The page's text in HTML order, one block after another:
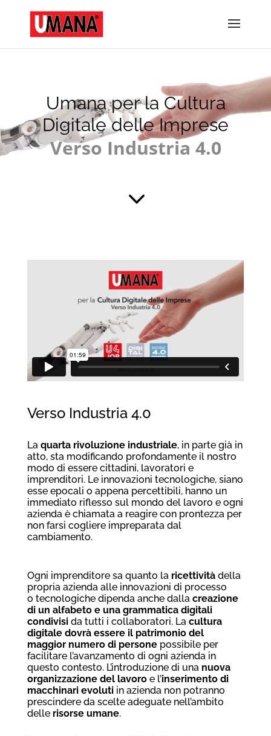
Umana per la Cultura
Digitale delle Imprese
Verso Industria 4.0
&#x33;
Verso Industria 4.0
La quarta rivoluzione industriale, in parte già in
atto, sta modificando profondamente il nostro
modo di essere cittadini, lavoratori e
imprenditori. Le innovazioni tecnologiche, siano
esse epocali o appena percettibili, hanno un
immediato riflesso sul mondo del lavoro e ogni
azienda è chiamata a reagire con prontezza per
non farsi cogliere impreparata dal
cambiamento.
Ogni imprenditore sa quanto la ricettivitàdella
propria azienda alle innovazioni di processo
o tecnologiche dipenda anche dalla creazione
di un alfabeto e una grammatica digitali
condivisida tutti i collaboratori. La cultura
digitale dovrà essere il patrimonio del
maggior numero di personepossibile per
facilitare l’avanzamento di ogni azienda in
questo contesto. L’introduzione di una nuova
organizzazione del lavoroe l’inserimento di
macchinari evolutiin azienda non potranno
prescindere da scelte adeguate nell’ambito
delle risorse umane.